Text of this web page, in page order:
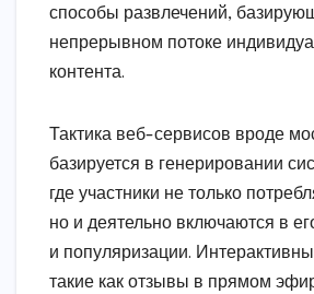
способы развлечений,
непрерывном потоке
контента.
Тактика веб-сервисов вроде
базируется в генерировании
где участники не только
но и деятельно включаются в
и популяризации.
такие как отзывы в прямом